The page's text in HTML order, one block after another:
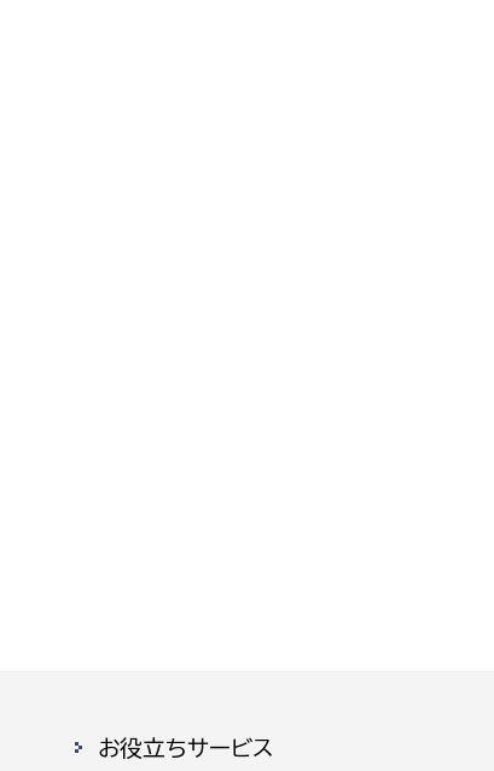
お役立ちサービス